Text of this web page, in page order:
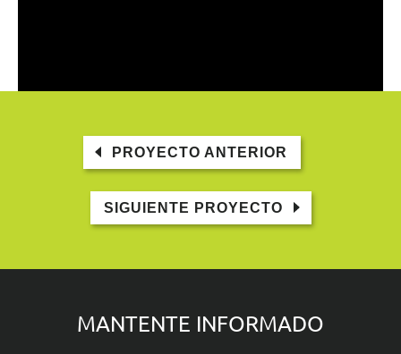
PROYECTO ANTERIOR
SIGUIENTE PROYECTO
MANTENTE INFORMADO